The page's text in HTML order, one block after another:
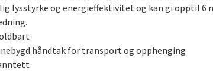
lysstyrke og energieffektivitet og kan gi opptil 6
håndtak for transport og opphenging